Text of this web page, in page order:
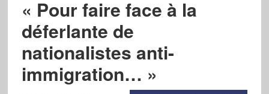
« Pour faire face à la
déferlante de
nationalistes anti-
immigration… »